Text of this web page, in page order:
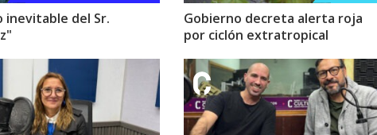
inevitable del Sr.
Gobierno decreta alerta roja
por ciclón extratropical